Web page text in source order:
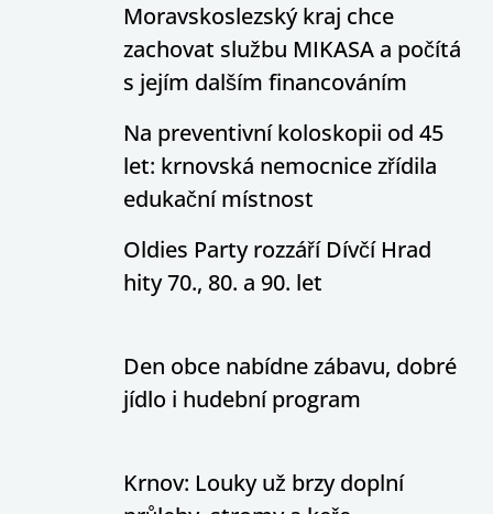
Moravskoslezský kraj chce
zachovat službu MIKASA a počítá
s jejím dalším financováním
Na preventivní koloskopii od 45
let: krnovská nemocnice zřídila
edukační místnost
Oldies Party rozzáří Dívčí Hrad
hity 70., 80. a 90. let
Den obce nabídne zábavu, dobré
jídlo i hudební program
Krnov: Louky už brzy doplní